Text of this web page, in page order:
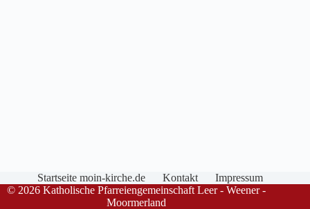
Startseite moin-kirche.de Kontakt
Impressum
© 2026 Katholische Pfarreiengemeinschaft Leer - Weener -
Moormerland